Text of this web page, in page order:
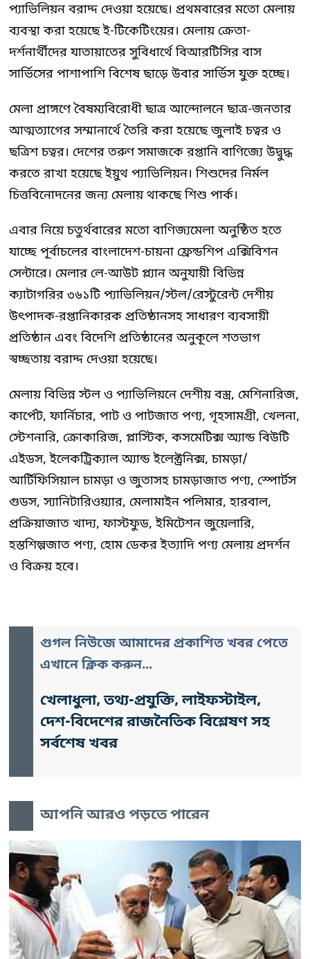
প্যাভিলিয়ন বরাদ্দ দেওয়া হয়েছে। প্রথমবারের মতো মেলায়
ব্যবস্থা করা হয়েছে ই-টিকেটিংয়ের। মেলায় ক্রেতা-
দর্শনার্থীদের যাতায়াতের সুবিধার্থে বিআরটিসির বাস
সার্ভিসের পাশাপাশি বিশেষ ছাড়ে উবার সার্ভিস যুক্ত হচ্ছে।
মেলা প্রাঙ্গণে বৈষম্যবিরোধী ছাত্র আন্দোলনে ছাত্র-জনতার
আত্মত্যাগের সম্মানার্থে তৈরি করা হয়েছে জুলাই চত্বর ও
ছত্রিশ চত্বর। দেশের তরুণ সমাজকে রপ্তানি বাণিজ্যে উদ্বুদ্ধ
করতে রাখা হয়েছে ইয়ুথ প্যাভিলিয়ন। শিশুদের নির্মল
চিত্তবিনোদনের জন্য মেলায় থাকছে শিশু পার্ক।
এবার নিয়ে চতুর্থবারের মতো বাণিজ্যমেলা অনুষ্ঠিত হতে
যাচ্ছে পূর্বাচলের বাংলাদেশ-চায়না ফ্রেন্ডশিপ এক্সিবিশন
সেন্টারে। মেলার লে-আউট প্ল্যান অনুযায়ী বিভিন্ন
ক্যাটাগরির ৩৬১টি প্যাভিলিয়ন/স্টল/রেস্টুরেন্ট দেশীয়
উৎপাদক-রপ্তানিকারক প্রতিষ্ঠানসহ সাধারণ ব্যবসায়ী
প্রতিষ্ঠান এবং বিদেশি প্রতিষ্ঠানের অনুকূলে শতভাগ
স্বচ্ছতায় বরাদ্দ দেওয়া হয়েছে।
মেলায় বিভিন্ন স্টল ও প্যাভিলিয়নে দেশীয় বস্ত্র, মেশিনারিজ,
কার্পেট, ফার্নিচার, পাট ও পাটজাত পণ্য, গৃহসামগ্রী, খেলনা,
স্টেশনারি, ক্রোকারিজ, প্লাস্টিক, কসমেটিক্স অ্যান্ড বিউটি
এইডস, ইলেকট্রিক্যাল অ্যান্ড ইলেক্ট্রনিক্স, চামড়া/
আর্টিফিসিয়াল চামড়া ও জুতাসহ চামড়াজাত পণ্য, স্পোর্টস
গুডস, স্যানিটারিওয়্যার, মেলামাইন পলিমার, হারবাল,
প্রক্রিয়াজাত খাদ্য, ফাস্টফুড, ইমিটেশন জুয়েলারি,
হস্তশিল্পজাত পণ্য, হোম ডেকর ইত্যাদি পণ্য মেলায় প্রদর্শন
ও বিক্রয় হবে।
গুগল নিউজে আমাদের প্রকাশিত খবর পেতে
এখানে ক্লিক করুন...
খেলাধুলা, তথ্য-প্রযুক্তি, লাইফস্টাইল,
দেশ-বিদেশের রাজনৈতিক বিশ্লেষণ সহ
সর্বশেষ খবর
আপনি আরও পড়তে পারেন